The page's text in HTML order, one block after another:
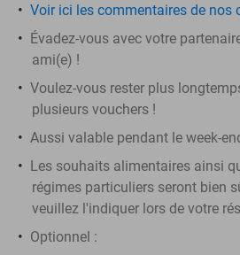
Voir ici les commentaires de nos
Évadez-vous avec votre
ami(e) !
Voulez-vous rester plus
plusieurs vouchers !
Aussi valable pendant le week-
Les souhaits alimentaires ainsi
régimes particuliers seront bien
veuillez l'indiquer lors de votre
Optionnel :